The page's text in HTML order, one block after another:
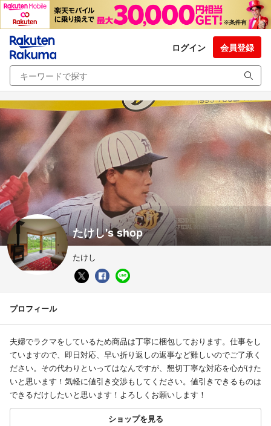
ログイン 会員登録
たけし's shop
たけし
プロフィール
夫婦でラクマをしているため商品は丁寧に梱包しております。仕事をし
ていますので、即日対応、早い折り返しの返事など難しいのでご了承く
ださい。その代わりといってはなんですが、懇切丁寧な対応を心がけた
いと思います！気軽に値引き交渉もしてください。値引きできるものは
できるだけしたいと思います！よろしくお願いします！
ショップを見る